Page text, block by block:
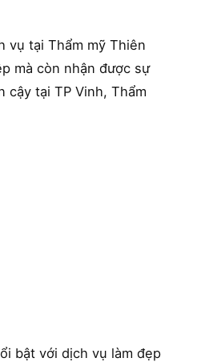
vụ tại Thẩm mỹ Thiên
mà còn nhận được sự
cậy tại TP Vinh, Thẩm
bật với dịch vụ làm đẹp